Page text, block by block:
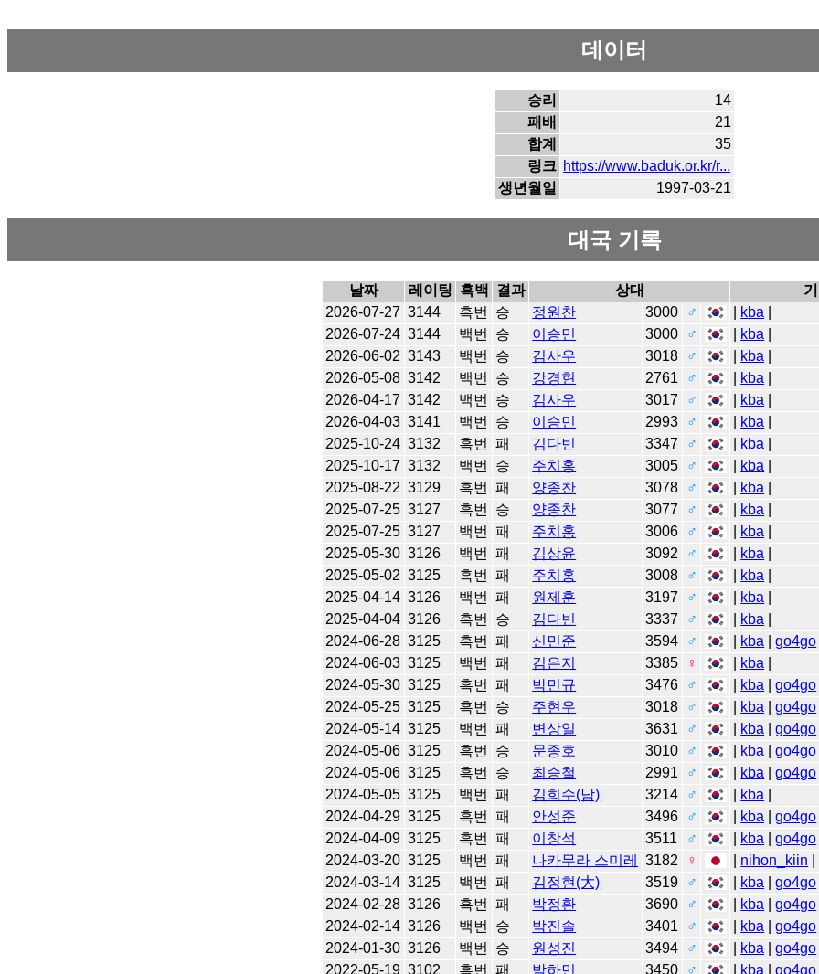
데이터
승리
14
패배
21
합계
35
링크 https://www.baduk.or.kr/r...
생년월일
1997-03-21
대국 기록
날짜 레이팅 흑백 결과 상대
2026-07-27 3144 흑번 승 정원찬 3000 ♂ kba
2026-07-24 3144 백번 승 이승민 3000 ♂ kba
2026-06-02 3143 백번 승 김사우 3018 ♂ kba
2026-05-08 3142 백번 승 강경현 2761 ♂ kba
2026-04-17 3142 백번 승 김사우 3017 ♂ kba
2026-04-03 3141 백번 승 이승민 2993 ♂ kba
2025-10-24 3132 흑번 패 김다빈 3347 ♂ kba
2025-10-17 3132 백번 승 주치홍 3005 ♂ kba
2025-08-22 3129 흑번 패 양종찬 3078 ♂ kba
2025-07-25 3127 흑번 승 양종찬 3077 ♂ kba
2025-07-25 3127 백번 패 주치홍 3006 ♂ kba
2025-05-30 3126 백번 패 김상윤 3092 ♂ kba
2025-05-02 3125 흑번 패 주치홍 3008 ♂ kba
2025-04-14 3126 백번 패 원제훈 3197 ♂ kba
2025-04-04 3126 흑번 승 김다빈 3337 ♂ kba
2024-06-28 3125 흑번 패 신민준 3594 ♂ kba |go4go
2024-06-03 3125 백번 패 김은지 3385 ♀ kba
2024-05-30 3125 흑번 패 박민규 3476 ♂ kba |go4go
2024-05-25 3125 흑번 승 주현우 3018 ♂ kba |go4go
2024-05-14 3125 백번 패 변상일 3631 ♂ kba |go4go
2024-05-06 3125 흑번 승 문종호 3010 ♂ kba |go4go
2024-05-06 3125 흑번 승 최승철 2991 ♂ kba |go4go
2024-05-05 3125 백번 패 김희수(남) 3214 ♂ kba
2024-04-29 3125 흑번 패 안성준 3496 ♂ kba |go4go
2024-04-09 3125 흑번 패 이창석 3511 ♂ kba |go4go
2024-03-20 3125 백번 패 나카무라 스미레 3182 ♀ nihon_kiin
2024-03-14 3125 백번 패 김정현(大) 3519 ♂ kba |go4go
2024-02-28 3126 흑번 패 박정환 3690 ♂ kba |go4go
2024-02-14 3126 백번 승 박진솔 3401 ♂ kba |go4go
2024-01-30 3126 백번 승 원성진 3494 ♂ kba |go4go
2022-05-19 3102 흑번 패 박하민 3450 ♂ kba |go4go